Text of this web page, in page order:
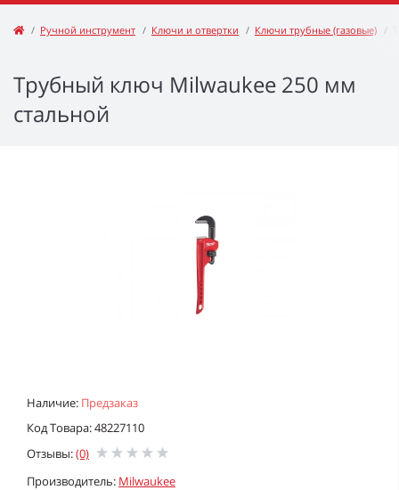
Ручной инструмент Ключи и отвертки Ключи трубные (газовые)
Трубный ключ Milwaukee 250 мм
стальной
Наличие: Предзаказ
Код Товара: 48227110
Отзывы:(0)
Производитель: Milwaukee